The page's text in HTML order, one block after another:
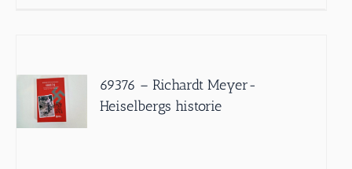
69376 – Richardt Meyer-
Heiselbergs historie